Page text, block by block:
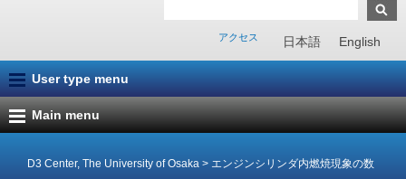
日本語 English
アクセス
User type menu
Main menu
D3 Center, The University of Osaka > エンジンシリンダ内燃焼現象の数